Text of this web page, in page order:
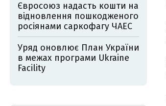
Євросоюз надасть кошти на
відновлення пошкодженого
росіянами саркофагу ЧАЕС
Уряд оновлює План України
в межах програми Ukraine
Facility